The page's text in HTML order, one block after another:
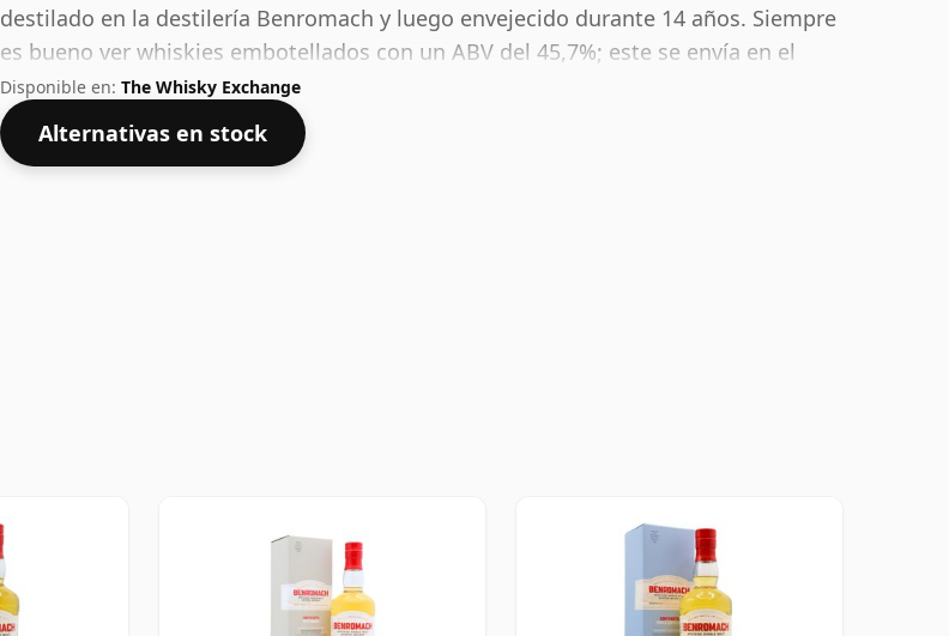
destilado en la destilería Benromach y luego envejecido durante 14 años. Siempre
es bueno ver whiskies embotellados con un ABV del 45,7%; este se envía en el
tamaño normal de 75 cl.
Disponible en: The Whisky Exchange
Alternativas en stock